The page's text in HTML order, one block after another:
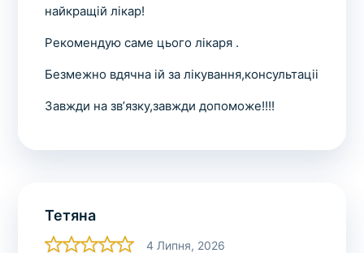
найкращій лікар!
Рекомендую саме цього лікаря .
Безмежно вдячна ій за лікування,консультаціі
Завжди на звʼязку,завжди допоможе!!!!
Тетяна
4 Липня, 2026